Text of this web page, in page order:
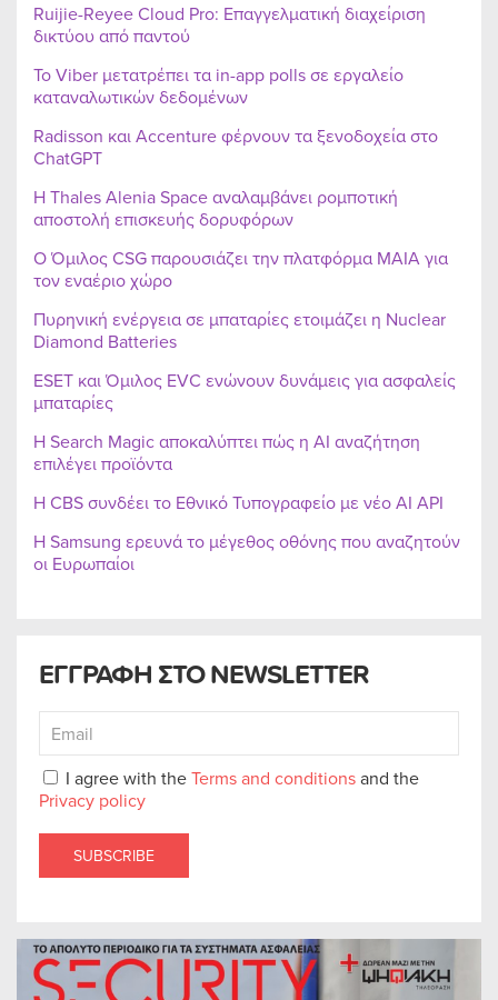
ΕΓΓΡΑΦΗ ΣΤΟ NEWSLETTER
I agree with theTerms and conditionsand the
Privacy policy
SUBSCRIBE
Ruijie-Reyee Cloud Pro: Επαγγελματική διαχείριση
δικτύου από παντού
Το Viber μετατρέπει τα in-app polls σε εργαλείο
καταναλωτικών δεδομένων
Radisson και Accenture φέρνουν τα ξενοδοχεία στο
ChatGPT
Η Thales Alenia Space αναλαμβάνει ρομποτική
αποστολή επισκευής δορυφόρων
Ο Όμιλος CSG παρουσιάζει την πλατφόρμα MAIA για
τον εναέριο χώρο
Πυρηνική ενέργεια σε μπαταρίες ετοιμάζει η Nuclear
Diamond Batteries
ESET και Όμιλος EVC ενώνουν δυνάμεις για ασφαλείς
μπαταρίες
Η Search Magic αποκαλύπτει πώς η AI αναζήτηση
επιλέγει προϊόντα
Η CBS συνδέει το Εθνικό Τυπογραφείο με νέο AI API
Η Samsung ερευνά το μέγεθος οθόνης που αναζητούν
οι Ευρωπαίοι